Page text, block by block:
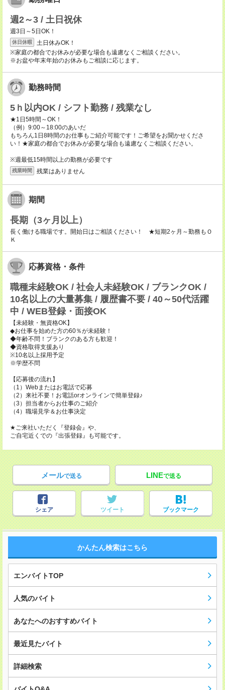
週2～3 / 土日祝休
週3日～5日OK！
休日休暇
土日休みOK！
※家庭の都合でお休みが必要な場合も遠慮なくご相談ください。
※お盆や年末年始のお休みもご相談に応じます。
勤務時間
5ｈ以内OK / シフト勤務 / 残業なし
★1日5時間～OK！
（例）9:00～18:00のあいだ
もちろん1日8時間のお仕事もご紹介可能です！ご希望をお聞かせくださ
い！★家庭の都合でお休みが必要な場合も遠慮なくご相談ください。
※週最低15時間以上の勤務が必要です
残業時間 残業はありません
期間
長期（3ヶ月以上）
長く働ける職場です。開始日はご相談ください！ ★短期2ヶ月～勤務もＯ
Ｋ
応募資格・条件
職種未経験OK / 社会人未経験OK / ブランクOK /
10名以上の大量募集 / 履歴書不要 / 40～50代活躍
中 / WEB登録・面接OK
【未経験・無資格OK】
◆お仕事を始めた方の60％が未経験！
◆年齢不問！ブランクのある方も歓迎！
◆資格取得支援あり
※10名以上採用予定
※学歴不問
【応募後の流れ】
（1）Webまたはお電話で応募
（2）来社不要！お電話orオンラインで簡単登録♪
（3）担当者からお仕事のご紹介
（4）職場見学＆お仕事決定
★ご来社いただく『登録会』や、
ご自宅近くでの『出張登録』も可能です。
メールで送る LINEで送る
シェア ツイート ブックマーク
かんたん検索はこちら
エンバイトTOP
人気のバイト
あなたへのおすすめバイト
最近見たバイト
詳細検索